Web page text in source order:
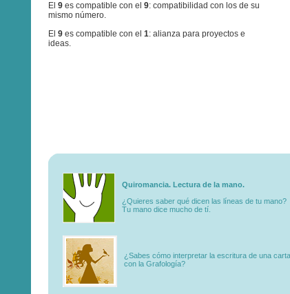
El 9 es compatible con el 9: compatibilidad con los de su
mismo número.
El 9 es compatible con el 1: alianza para proyectos e
ideas.
Quiromancia. Lectura de la mano.
¿Quieres saber qué dicen las líneas de tu mano?
Tu mano dice mucho de tí.
¿Sabes cómo interpretar la escritura de una
con la Grafología?